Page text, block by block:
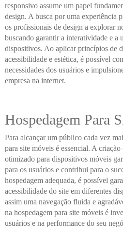
responsivo assume um papel
design. A busca por uma experiência
os profissionais de design a explorar
buscando garantir a interatividade e a
dispositivos. Ao aplicar princípios de
acessibilidade e estética, é possível
necessidades dos usuários e
empresa na internet.
Hospedagem Para
Para alcançar um público cada vez
para site móveis é essencial. A
otimizado para dispositivos móveis
para os usuários e contribui para o
hospedagem adequada, é possível
acessibilidade do site em diferentes
assim uma navegação fluida e
na hospedagem para site móveis é
usuários e na performance do seu